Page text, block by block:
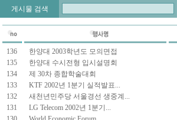
게시물 검색
136 한양대 2003학년도 모의면접
135
한양대 수시전형 입시설명회
134
제 30차 종합학술대회
133
KTF 2002년 1분기 실적발표...
132
새천년민주당 서울경선 생중계...
131
LG Telecom 2002년 1분기...